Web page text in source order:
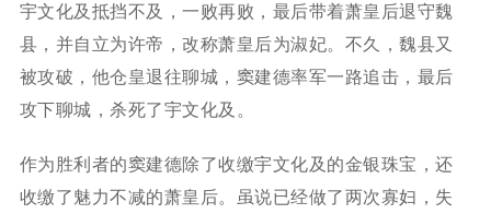
宇文化及抵挡不及，一败再败，最后带着萧皇后退守魏
县，并自立为许帝，改称萧皇后为淑妃。不久，魏县又
被攻破，他仓皇退往聊城，窦建德率军一路追击，最后
攻下聊城，杀死了宇文化及。
作为胜利者的窦建德除了收缴宇文化及的金银珠宝，还
收缴了魅力不减的萧皇后。虽说已经做了两次寡妇，失